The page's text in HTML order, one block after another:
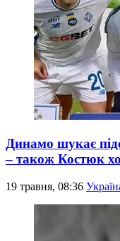
Динамо шукає
– також Костюк
19 травня, 08:36